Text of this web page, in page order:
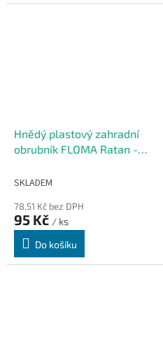
Hnědý plastový zahradní
obrubník FLOMA Ratan -
SKLADEM
78,51 Kč bez DPH
95 Kč / ks
Do košíku